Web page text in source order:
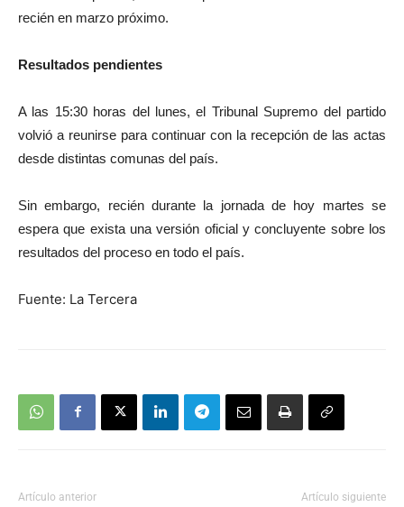
recién en marzo próximo.
Resultados pendientes
A las 15:30 horas del lunes, el Tribunal Supremo del partido
volvió a reunirse para continuar con la recepción de las actas
desde distintas comunas del país.
Sin embargo, recién durante la jornada de hoy martes se
espera que exista una versión oficial y concluyente sobre los
resultados del proceso en todo el país.
Fuente: La Tercera
Artículo anterior Artículo siguiente